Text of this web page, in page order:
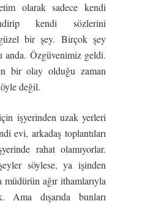
olarak sadece kendi
kendi sözlerini
bir şey. Birçok şey
anda. Özgüvenimiz geldi.
bir olay olduğu zaman
değil.
işyerinden uzak yerleri
evi, arkadaş toplantıları
rahat olamıyorlar.
söylese, ya işinden
ağır ithamlarıyla
Ama dışarıda bunları